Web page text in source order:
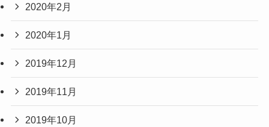
2020年2月
2020年1月
2019年12月
2019年11月
2019年10月